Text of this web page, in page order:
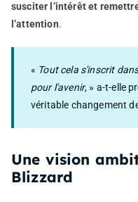
susciter l’intérêt et
l’attention.
« Tout cela s'inscrit
pour l'avenir, » a-t-elle
véritable changement
Une vision
Blizzard